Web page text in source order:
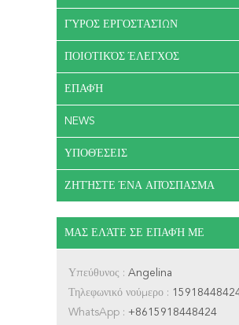
ΓΎΡΟΣ ΕΡΓΟΣΤΑΣΊΩΝ
ΠΟΙΟΤΙΚΌΣ ΈΛΕΓΧΟΣ
ΕΠΑΦΉ
NEWS
ΥΠΟΘΈΣΕΙΣ
ΖΗΤΉΣΤΕ ΈΝΑ ΑΠΌΣΠΑΣΜΑ
ΜΑΣ ΕΛΆΤΕ ΣΕ ΕΠΑΦΉ ΜΕ
Υπεύθυνος : Angelina
Τηλεφωνικό νούμερο :
WhatsApp : +8615918448424